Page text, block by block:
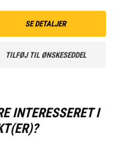
SE DETALJER
TILFØJ TIL ØNSKESEDDEL
INTERESSERET I